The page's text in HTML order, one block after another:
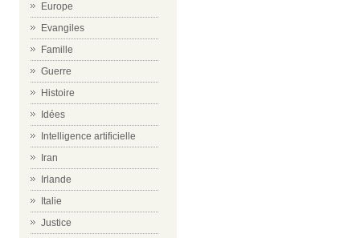
Europe
Evangiles
Famille
Guerre
Histoire
Idées
Intelligence artificielle
Iran
Irlande
Italie
Justice